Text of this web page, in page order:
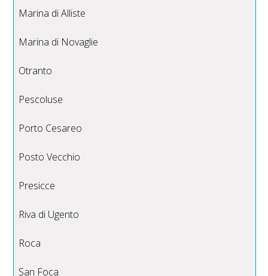
Marina di Alliste
Marina di Novaglie
Otranto
Pescoluse
Porto Cesareo
Posto Vecchio
Presicce
Riva di Ugento
Roca
San Foca